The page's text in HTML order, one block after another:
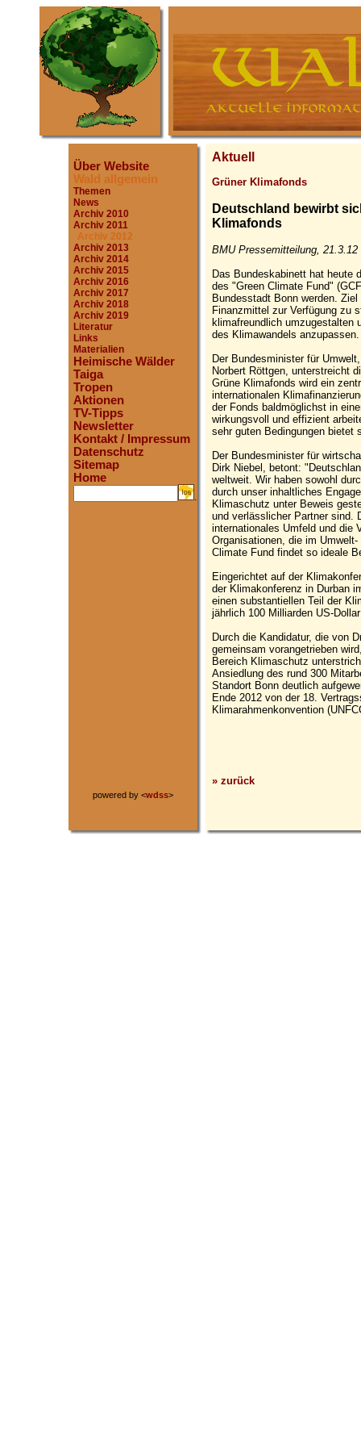
Über Website
Wald allgemein
Themen
News
Archiv 2010
Archiv 2011
Archiv 2012
Archiv 2013
Archiv 2014
Archiv 2015
Archiv 2016
Archiv 2017
Archiv 2018
Archiv 2019
Literatur
Links
Materialien
Heimische Wälder
Taiga
Tropen
Aktionen
TV-Tipps
Newsletter
Kontakt / Impressum
Datenschutz
Sitemap
Home
.
powered by <wdss>
Aktuell
Grüner Klimafonds
Deutschland bewirbt
Klimafonds
BMU Pressemitteilung, 21.3.12
Das Bundeskabinett hat heute
des "Green Climate Fund"
Bundesstadt Bonn werden.
Finanzmittel zur Verfügung zu
klimafreundlich umzugestalten
des Klimawandels anzupassen.
Der Bundesminister für
Norbert Röttgen, unterstreicht
Grüne Klimafonds wird ein
internationalen
der Fonds baldmöglichst in
wirkungsvoll und effizient
sehr guten Bedingungen bietet
Der Bundesminister für
Dirk Niebel, betont:
weltweit. Wir haben sowohl
durch unser inhaltliches
Klimaschutz unter Beweis
und verlässlicher Partner sind.
internationales Umfeld und die
Organisationen, die im
Climate Fund findet so ideale
Eingerichtet auf der
der Klimakonferenz in Durban
einen substantiellen Teil der
jährlich 100 Milliarden US-
Durch die Kandidatur, die von
gemeinsam vorangetrieben
Bereich Klimaschutz
Ansiedlung des rund 300
Standort Bonn deutlich
Ende 2012 von der 18.
Klimarahmenkonvention
» zurück